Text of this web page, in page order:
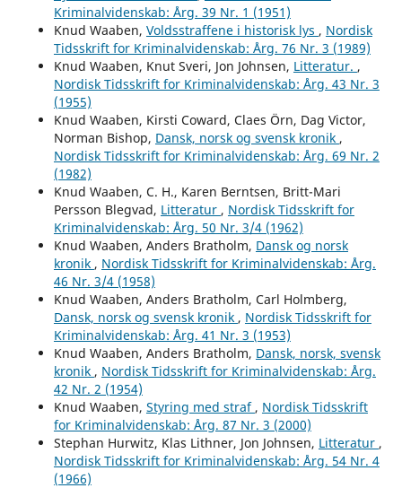
Kriminalvidenskab: Årg. 39 Nr. 1 (1951)
Knud Waaben, Voldsstraffene i historisk lys , Nordisk
Tidsskrift for Kriminalvidenskab: Årg. 76 Nr. 3 (1989)
Knud Waaben, Knut Sveri, Jon Johnsen, Litteratur. ,
Nordisk Tidsskrift for Kriminalvidenskab: Årg. 43 Nr. 3
(1955)
Knud Waaben, Kirsti Coward, Claes Örn, Dag Victor,
Norman Bishop, Dansk, norsk og svensk kronik ,
Nordisk Tidsskrift for Kriminalvidenskab: Årg. 69 Nr. 2
(1982)
Knud Waaben, C. H., Karen Berntsen, Britt-Mari
Persson Blegvad, Litteratur , Nordisk Tidsskrift for
Kriminalvidenskab: Årg. 50 Nr. 3/4 (1962)
Knud Waaben, Anders Bratholm, Dansk og norsk
kronik , Nordisk Tidsskrift for Kriminalvidenskab: Årg.
46 Nr. 3/4 (1958)
Knud Waaben, Anders Bratholm, Carl Holmberg,
Dansk, norsk og svensk kronik , Nordisk Tidsskrift for
Kriminalvidenskab: Årg. 41 Nr. 3 (1953)
Knud Waaben, Anders Bratholm, Dansk, norsk, svensk
kronik , Nordisk Tidsskrift for Kriminalvidenskab: Årg.
42 Nr. 2 (1954)
Knud Waaben, Styring med straf , Nordisk Tidsskrift
for Kriminalvidenskab: Årg. 87 Nr. 3 (2000)
Stephan Hurwitz, Klas Lithner, Jon Johnsen, Litteratur ,
Nordisk Tidsskrift for Kriminalvidenskab: Årg. 54 Nr. 4
(1966)